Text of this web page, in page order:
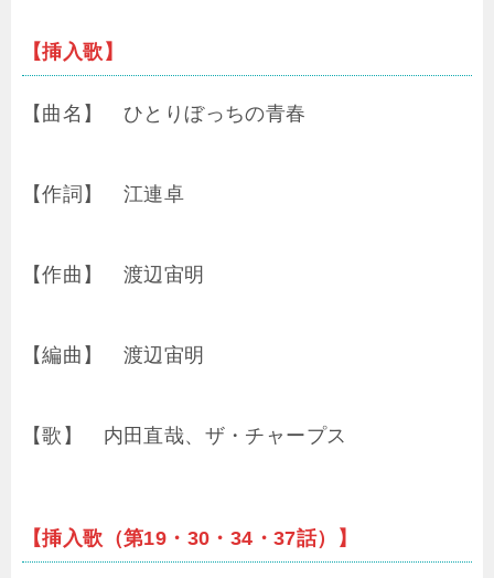
【挿入歌】
【曲名】 ひとりぼっちの青春
【作詞】 江連卓
【作曲】 渡辺宙明
【編曲】 渡辺宙明
【歌】 内田直哉、ザ・チャープス
【挿入歌（第19・30・34・37話）】